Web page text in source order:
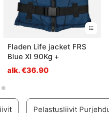
Fladen Life jacket FRS
Blue Xl 90Kg +
alk. €36.90
Pelastusliivit